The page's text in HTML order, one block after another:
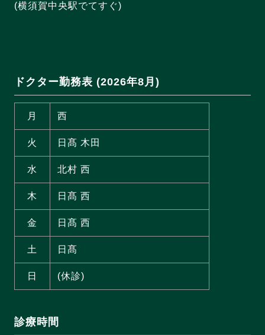
(横須賀中央駅でてすぐ)
ドクター勤務表 (2026年8月)
月 西
火 日髙 木田
水 北村 西
木 日髙 西
金 日髙 西
土 日髙
日 (休診)
診療時間